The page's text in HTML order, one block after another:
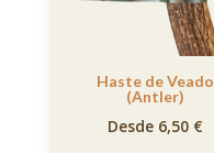
Haste de Veado
(Antler)
Desde 6,50 €